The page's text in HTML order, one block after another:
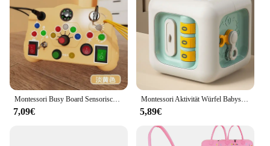
7,09€
Montessori Aktivität Würfel Babys pielzeug 6 in 1 Mehrzweck beschäftigt Würfel Kleinkind Reises pielzeug sensorisch beschäftigt Board pädagogische Lernspiel zeug
5,89€